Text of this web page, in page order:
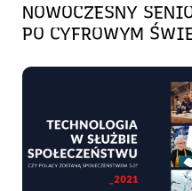
NOWOCZESNY
PO CYFROWYM